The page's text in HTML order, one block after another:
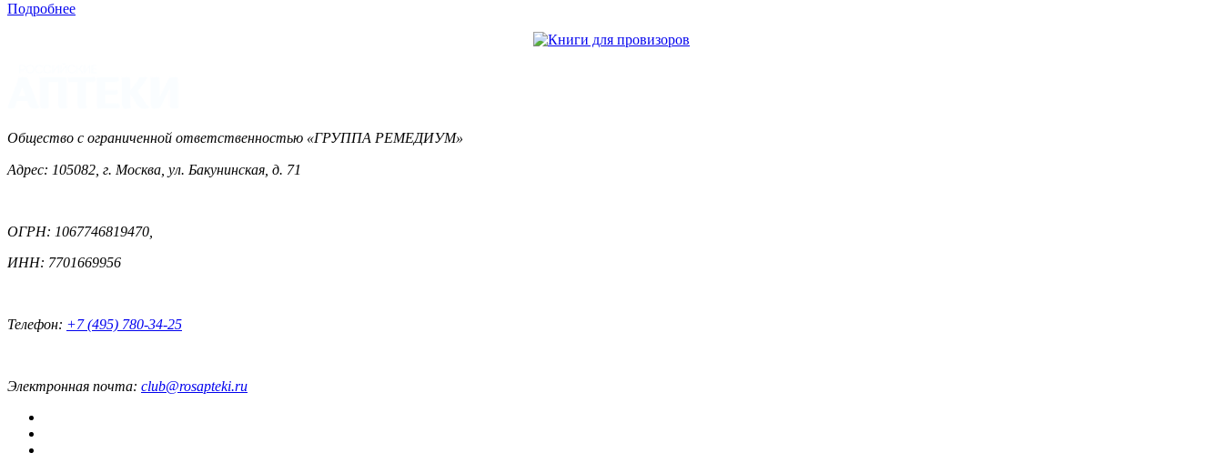
Подробнее
Общество с ограниченной ответственностью «ГРУППА РЕМЕДИУМ»
Адрес: 105082, г. Москва, ул. Бакунинская, д. 71
ОГРН: 1067746819470,
ИНН: 7701669956
Телефон: +7 (495) 780-34-25
Электронная почта: club@rosapteki.ru